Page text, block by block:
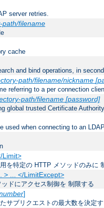
server retries.
path/filename
cache
and bind operations, in
path/filename/nickname
referring to a per connection
path/filename [password]
global trusted Certificate
used when connecting to an
Limit>
を特定の HTTP メソッドのみに
> ... </LimitExcept>
ドにアクセス制御を 制限する
]
サブリクエストの最大数を決定